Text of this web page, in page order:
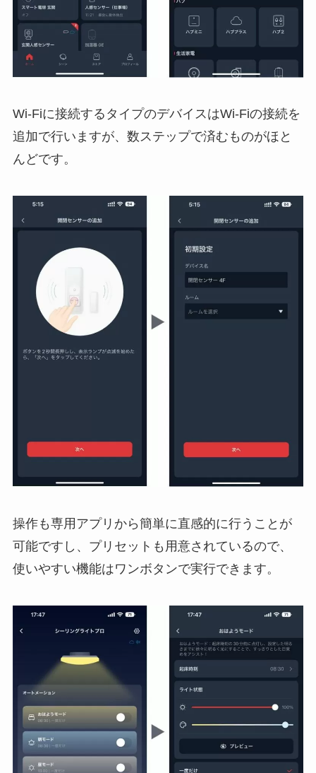
Wi-Fiに接続するタイプのデバイスはWi-Fiの接続を
追加で行いますが、数ステップで済むものがほと
んどです。
操作も専用アプリから簡単に直感的に行うことが
可能ですし、プリセットも用意されているので、
使いやすい機能はワンボタンで実行できます。